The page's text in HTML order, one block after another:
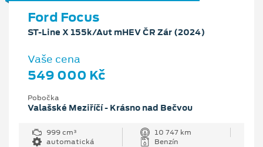
Ford Focus
ST-Line X 155k/Aut mHEV ČR Zár (2024)
Vaše cena
549 000 Kč
Pobočka
Valašské Meziříčí - Krásno nad Bečvou
999 cm³
10 747 km
automatická
Benzín